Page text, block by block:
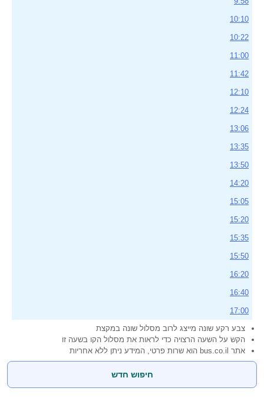
10:10
10:22
11:00
11:42
12:10
12:24
13:06
13:35
13:50
14:20
15:05
15:20
15:35
15:50
16:20
16:40
17:00
צבע רקע שונה מייצג לרוב מסלול שונה במקצת
הקש על השעה הרצויה כדי לראות את מסלול הקו בשעה זו
אתר bus.co.il הוא שרות פרטי, המידע ניתן ללא אחריות
חיפוש חדש